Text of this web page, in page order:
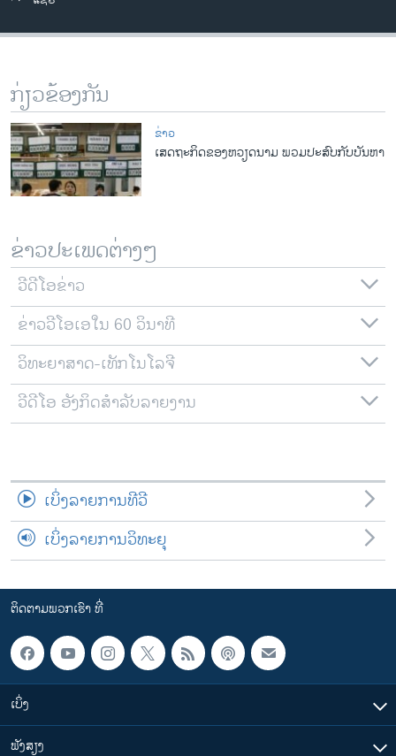
ທຸລະກິດ
ພາສາອັງກິດ
ສຽງ
ລາຍການກະຈາຍສຽງ
ລາຍງານ
ຕິດຕາມພວກເຮົາ ທີ່
ພາສາຕ່າງໆ
ກ່ຽວຂ້ອງກັນ
ຂ່າວ
ເສດຖະກິດຂອງຫວຽດນາມ ພວມປະສົບກັບບັນຫາ
ຂ່າວປະເພດຕ່າງໆ
ວີດີໂອຂ່າວ
ຂ່າວວີໂອເອໃນ 60 ວິນາທີ
ວິທະຍາສາດ-ເທັກໂນໂລຈີ
ວີດີໂອ ອັງກິດສຳລັບລາຍງານ
ເບິ່ງລາຍການທີວີ
ເບິ່ງລາຍການວິທະຍຸ
ຕິດຕາມພວກເຮົາ ທີ່
ເບິ່ງ
ຟັງສຽງ